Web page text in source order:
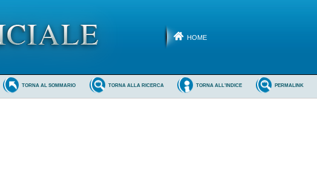
HOME
PERMALINK
TORNA ALL'INDICE
TORNA ALLA RICERCA
TORNA AL SOMMARIO